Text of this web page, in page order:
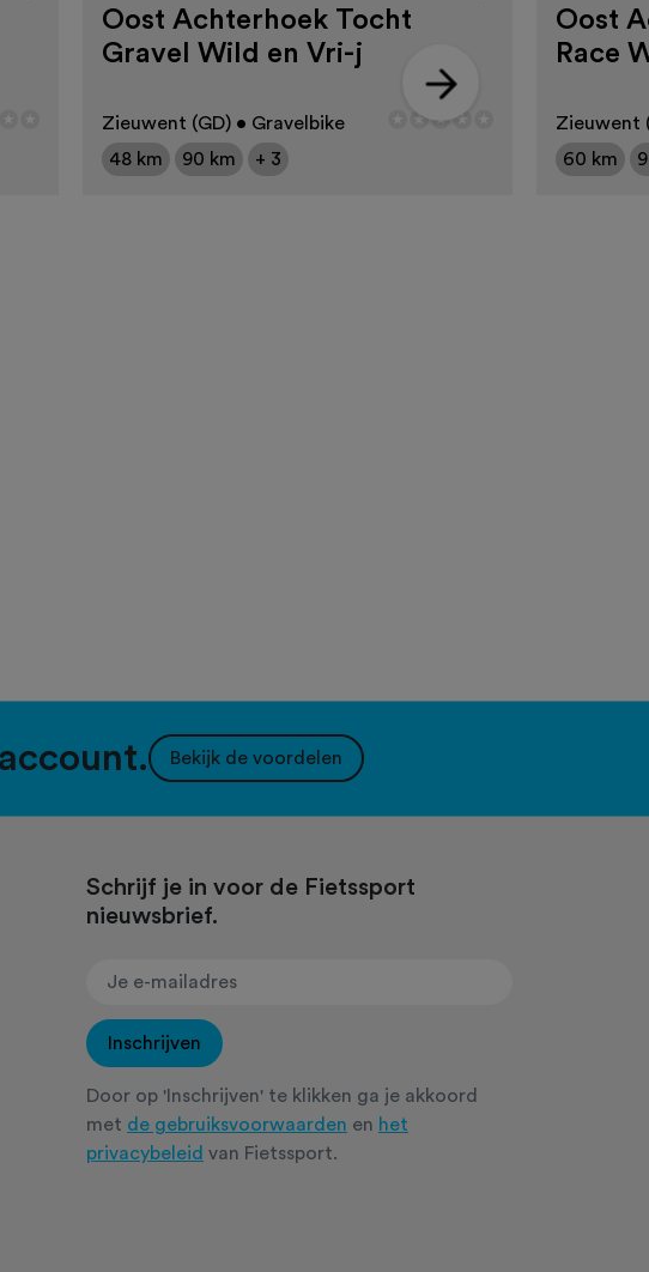
Oost Achterhoek Tocht
Gravel Wild en Vri-j
Zieuwent (GD) • Gravelbike
48 km
90 km + 3
Oost
Race
Zieuwent
60 km
Bekijk de voordelen
Schrijf je in voor de Fietssport
nieuwsbrief.
Inschrijven
Door op 'Inschrijven' te klikken ga je akkoord
met de gebruiksvoorwaarden en het
privacybeleid van Fietssport.